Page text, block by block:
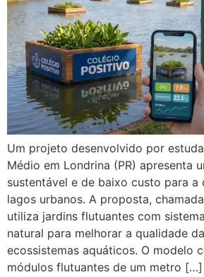
Um projeto desenvolvido por
Médio em Londrina (PR) apresenta
sustentável e de baixo custo para a
lagos urbanos. A proposta,
utiliza jardins flutuantes com
natural para melhorar a qualidade
ecossistemas aquáticos. O modelo
módulos flutuantes de um metro […]